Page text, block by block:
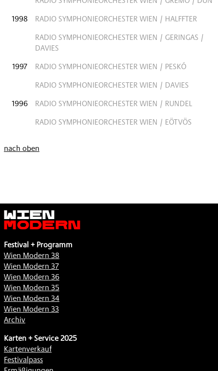
1998
RADIO SYMPHONIEORCHESTER WIEN / HALFFTER
RADIO SYMPHONIEORCHESTER WIEN / GERINGAS /
DAVIES
1997
RADIO SYMPHONIEORCHESTER WIEN / PESKÓ
RADIO SYMPHONIEORCHESTER WIEN / DAVIES
1996
RADIO SYMPHONIEORCHESTER WIEN / RUNDEL
RADIO SYMPHONIEORCHESTER WIEN / EÖTVÖS
nach oben
Wien
Modern
Festival + Programm
Wien Modern 38
Wien Modern 37
Wien Modern 36
Wien Modern 35
Wien Modern 34
Wien Modern 33
Archiv
Karten + Service 2025
Kartenverkauf
Festivalpass